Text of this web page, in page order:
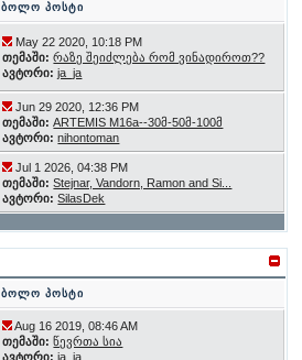
ბოლო პოსტი
May 22 2020, 10:18 PM
თემაში: რაზე შეიძლება რომ ვინადიროთ??
ავტორი: ja_ja
Jun 29 2020, 12:36 PM
თემაში: ARTEMIS M16a--30მ-50მ-100მ
ავტორი: nihontoman
Jul 1 2026, 04:38 PM
თემაში: Stejnar, Vandorn, Ramon and Si...
ავტორი: SilasDek
ბოლო პოსტი
Aug 16 2019, 08:46 AM
თემაში: წევრთა სია
ავტორი: ja_ja